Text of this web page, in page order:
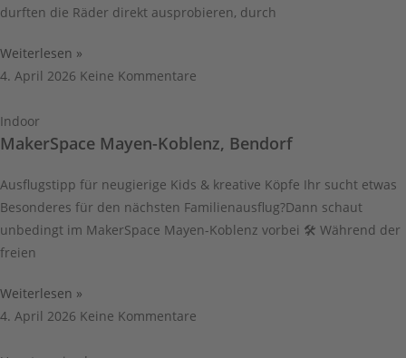
durften die Räder direkt ausprobieren, durch
Weiterlesen »
4. April 2026 Keine Kommentare
Indoor
MakerSpace Mayen-Koblenz, Bendorf
Ausflugstipp für neugierige Kids & kreative Köpfe Ihr sucht etwas
Besonderes für den nächsten Familienausflug?Dann schaut
unbedingt im MakerSpace Mayen-Koblenz vorbei 🛠️ Während der
freien
Weiterlesen »
4. April 2026 Keine Kommentare